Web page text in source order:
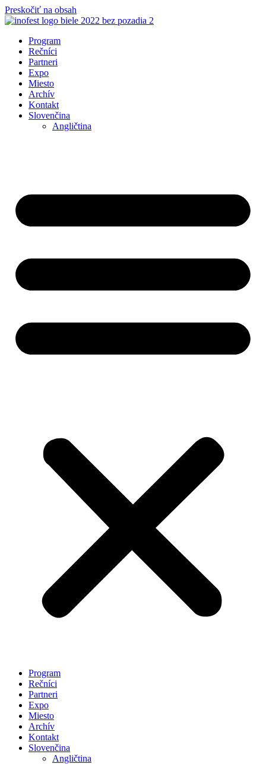
Preskočiť na obsah
Program
Rečníci
Partneri
Expo
Miesto
Archív
Kontakt
Slovenčina
Angličtina
Program
Rečníci
Partneri
Expo
Miesto
Archív
Kontakt
Slovenčina
Angličtina